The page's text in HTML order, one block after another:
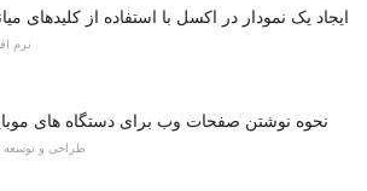
ایجاد یک نمودار در اکسل با استفاده از کلیدهای
نرم
نحوه نوشتن صفحات وب برای دستگاه های
طراحی و